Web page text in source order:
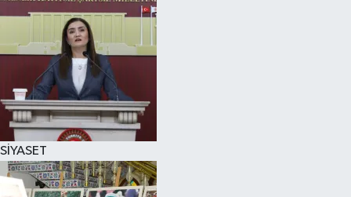
SİYASET